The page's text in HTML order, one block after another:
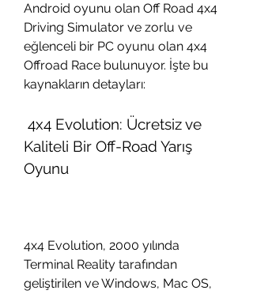
Android oyunu olan Off Road 4x4
Driving Simulator ve zorlu ve
eğlenceli bir PC oyunu olan 4x4
Offroad Race bulunuyor. İşte bu
kaynakların detayları:
Kaliteli Bir Off-Road Yarış
Oyunu
4x4 Evolution, 2000 yılında
Terminal Reality tarafından
geliştirilen ve Windows, Mac OS,